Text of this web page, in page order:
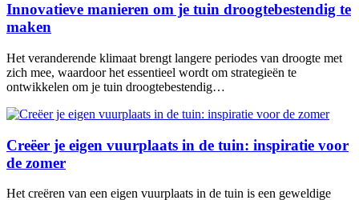
Innovatieve manieren om je tuin droogtebestendig te
maken
Het veranderende klimaat brengt langere periodes van droogte met
zich mee, waardoor het essentieel wordt om strategieën te
ontwikkelen om je tuin droogtebestendig…
Creëer je eigen vuurplaats in de tuin: inspiratie voor
de zomer
Het creëren van een eigen vuurplaats in de tuin is een geweldige